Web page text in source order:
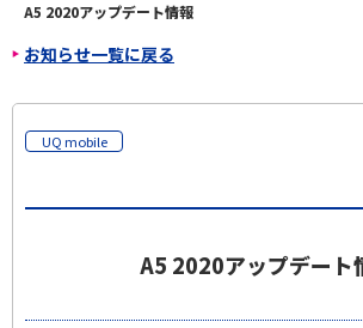
My UQ mobile
UQ mobile ご契約の方
UQ mobile
データチャージサイト
UQ WiMAX
オンラインショップ
UQ WiMAX
販売店舗
A5 2020アップデート情報
お知らせ一覧に戻る
UQ mobile
A5 2020アップデート